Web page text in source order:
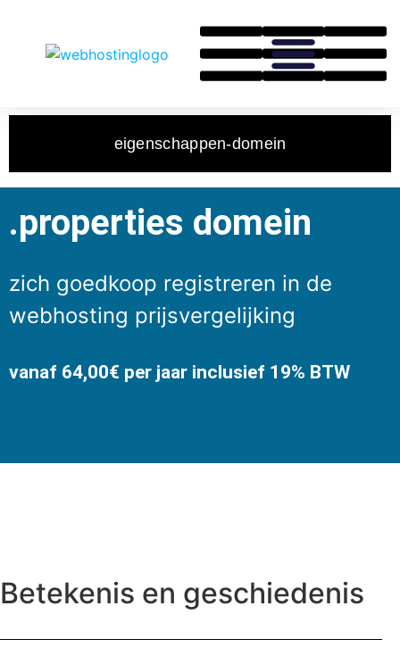
eigenschappen-domein
.properties domein
zich goedkoop registreren in de
webhosting prijsvergelijking
vanaf 64,00€ per jaar inclusief 19% BTW
Betekenis en geschiedenis